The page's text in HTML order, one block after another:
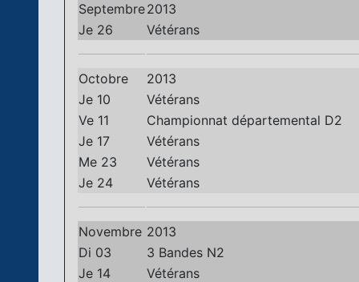
Septembre2013
Je 26
Vétérans
Octobre
2013
Je 10
Vétérans
Ve 11
Championnat départemental D2
Je 17
Vétérans
Me 23
Vétérans
Je 24
Vétérans
Novembre 2013
Di 03
3 Bandes N2
Je 14
Vétérans